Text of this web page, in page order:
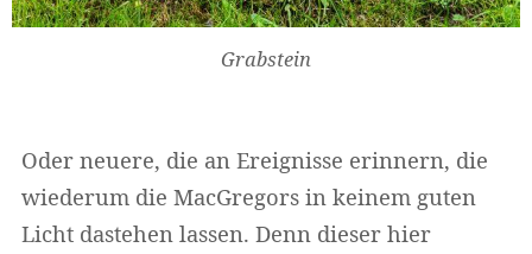
Grabstein
Oder neuere, die an Ereignisse erinnern, die
wiederum die MacGregors in keinem guten
Licht dastehen lassen. Denn dieser hier